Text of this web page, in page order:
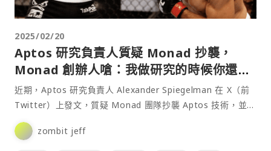
2025/02/20
Aptos 研究負責人質疑 Monad 抄襲，
Monad 創辦人嗆：我做研究的時候你還在
包尿布！
近期，Aptos 研究負責人 Alexander Spiegelman 在 X（前
Twitter）上發文，質疑 Monad 團隊抄襲 Aptos 技術，並指
責對方未正面承認。他在推文中寫道：⋯
zombit jeff